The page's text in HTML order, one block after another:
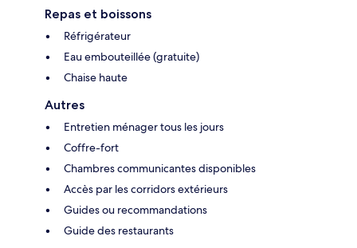
Repas et boissons
Réfrigérateur
Eau embouteillée (gratuite)
Chaise haute
Autres
Entretien ménager tous les jours
Coffre-fort
Chambres communicantes disponibles
Accès par les corridors extérieurs
Guides ou recommandations
Guide des restaurants